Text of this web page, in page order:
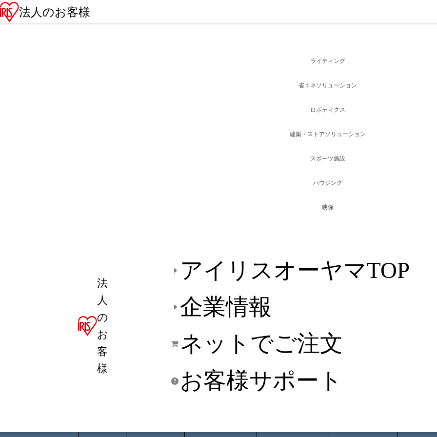
法人のお客様
法
人
の
お
客
様
アイリスオーヤマTOP
企業情報
ネットでご注文
お客様サポート
ライティング
省エネソリューション
ロボティクス
建築・ストアソリューション
スポーツ施設
ハウジング
映像